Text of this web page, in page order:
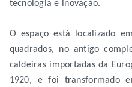
tecnologia e inovação.
O espaço está localizado
quadrados, no antigo
caldeiras importadas da
1920, e foi transformado